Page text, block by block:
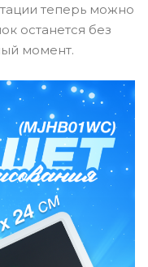
теперь можно
останется без
момент.